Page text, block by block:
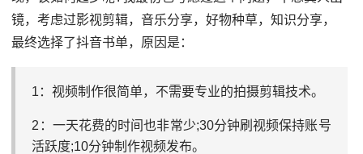
镜，考虑过影视剪辑，音乐分享，好物种草，知识分享，
最终选择了抖音书单，原因是：
1：视频制作很简单，不需要专业的拍摄剪辑技术。
2：一天花费的时间也非常少;30分钟刷视频保持账号
活跃度;10分钟制作视频发布。